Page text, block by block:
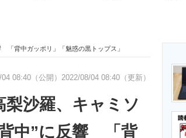
経営リーダーのコミ
IT製品の技術・比較・事例 製造業のIT導入・活
背中ガッポリ」「魅惑の黒トップス」
08:40（公開） 2022/08/04 08:40（更新）
沙羅、キャミソ
中”に反響 「背